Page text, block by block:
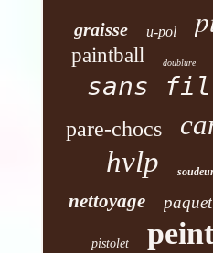
graisse u-pol
paintball doublure
sans fil
pare-chocs
hvlp
nettoyage paquet
pistolet